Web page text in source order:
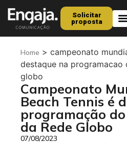
Solicitar
proposta
Home >campeonato
destaque na
globo
Campeonato
Beach Tennis é
programação
da Rede Globo
07/08/2023